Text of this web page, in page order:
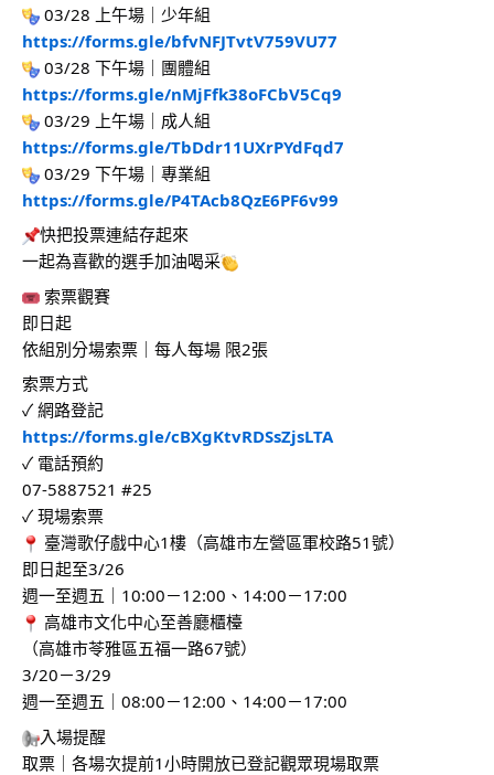
03/28 上午場｜少年組
https://forms.gle/bfvNFJTvtV759VU77
03/28 下午場｜團體組
https://forms.gle/nMjFfk38oFCbV5Cq9
03/29 上午場｜成人組
https://forms.gle/TbDdr11UXrPYdFqd7
03/29 下午場｜專業組
https://forms.gle/P4TAcb8QzE6PF6v99
快把投票連結存起來
一起為喜歡的選手加油喝采
索票觀賽
即日起
依組別分場索票｜每人每場 限2張
索票方式
✓ 網路登記
https://forms.gle/cBXgKtvRDSsZjsLTA
✓ 電話預約
07-5887521 #25
✓ 現場索票
臺灣歌仔戲中心1樓（高雄市左營區軍校路51號）
即日起至3/26
週一至週五｜10:00－12:00、14:00－17:00
高雄市文化中心至善廳櫃檯
（高雄市苓雅區五福一路67號）
3/20－3/29
週一至週五｜08:00－12:00、14:00－17:00
入場提醒
取票｜各場次提前1小時開放已登記觀眾現場取票